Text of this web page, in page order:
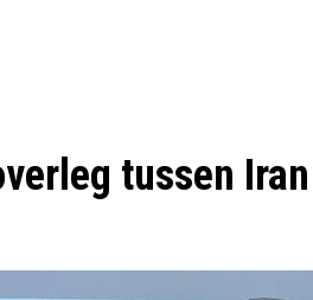
tussen Iran